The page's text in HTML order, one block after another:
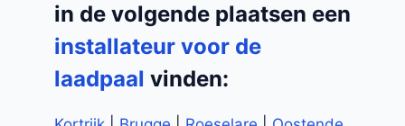
in de volgende plaatsen een
installateur voor de
laadpaal vinden: